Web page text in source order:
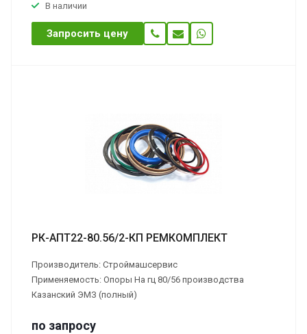
В наличии
Запросить цену
РК-АПТ22-80.56/2-КП РЕМКОМПЛЕКТ
Производитель: Строймашсервис
Применяемость: Опоры На гц 80/56 производства
Казанский ЭМЗ (полный)
по запросу